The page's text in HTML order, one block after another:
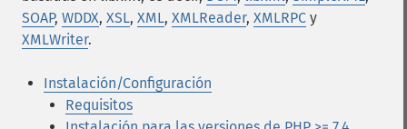
SOAP, WDDX, XSL, XML, XMLReader, XMLRPC y
XMLWriter.
Instalación/Configuración
Requisitos